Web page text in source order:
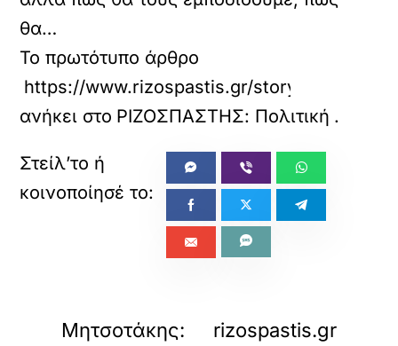
θα…
Το πρωτότυπο άρθρο
https://www.rizospastis.gr/
ανήκει στο ΡΙΖΟΣΠΑΣΤΗΣ: Πολιτική .
Μητσοτάκης:
rizospastis.gr